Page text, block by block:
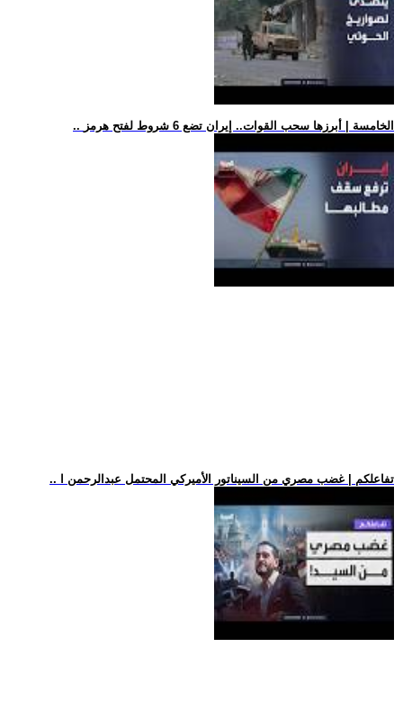
.. الخامسة | أبرزها سحب القوات.. إيران تضع 6 شروط لفتح هرمز
.. تفاعلكم | غضب مصري من السيناتور الأميركي المحتمل عبدالرحمن ا